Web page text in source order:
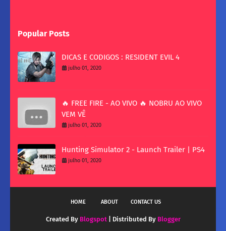
Popular Posts
DICAS E CODIGOS : RESIDENT EVIL 4
julho 01, 2020
🔥 FREE FIRE - AO VIVO 🔥 NOBRU AO VIVO
VEM VÊ
julho 01, 2020
Hunting Simulator 2 - Launch Trailer | PS4
julho 01, 2020
HOME ABOUT CONTACT US
Created By Blogspot| Distributed By Blogger